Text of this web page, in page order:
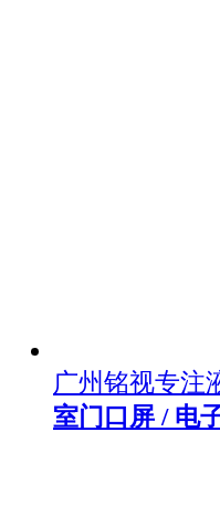
广州铭视专注
室门口屏 / 电